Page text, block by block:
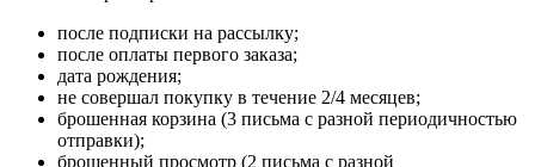
после подписки на рассылку;
после оплаты первого заказа;
дата рождения;
не совершал покупку в течение 2/4 месяцев;
брошенная корзина (3 письма с разной периодичностью
отправки);
брошенный просмотр (2 письма с разной